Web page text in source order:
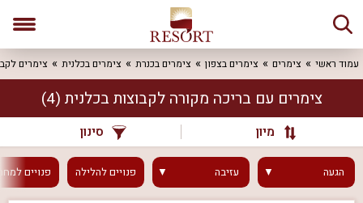
עמוד ראשי צימרים צימרים בצפון צימרים בכנרת צימרים בכלנית צימרים
צימרים עם בריכה מקורה לקבוצות בכלנית (4)
מיון סינון
הגעה עזיבה פנוייםלהלילה פנויים